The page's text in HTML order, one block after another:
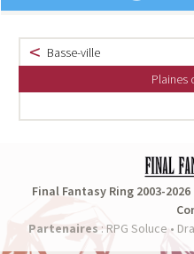
Basse-ville
Plaines
Final Fantasy Ring 2003-2026
Partenaires : RPG Soluce •